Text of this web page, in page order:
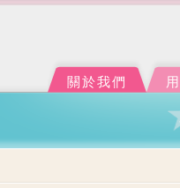
關於我們